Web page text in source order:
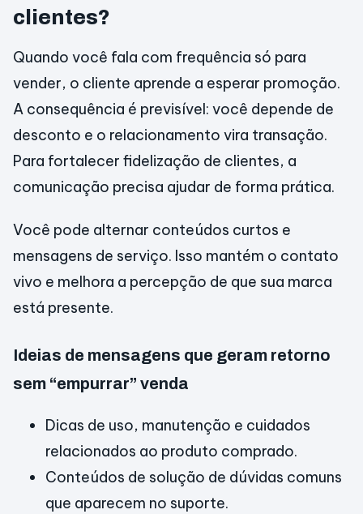
clientes?
Quando você fala com frequência só para
vender, o cliente aprende a esperar promoção.
A consequência é previsível: você depende de
desconto e o relacionamento vira transação.
Para fortalecer fidelização de clientes, a
comunicação precisa ajudar de forma prática.
Você pode alternar conteúdos curtos e
mensagens de serviço. Isso mantém o contato
vivo e melhora a percepção de que sua marca
está presente.
Ideias de mensagens que geram retorno
sem “empurrar” venda
Dicas de uso, manutenção e cuidados
relacionados ao produto comprado.
Conteúdos de solução de dúvidas comuns
que aparecem no suporte.